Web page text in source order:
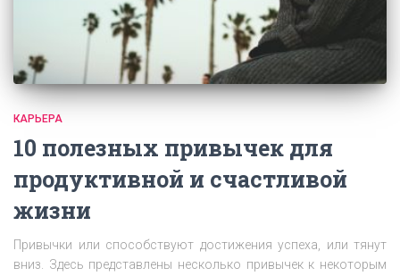
КАРЬЕРА
10 полезных привычек для
продуктивной и счастливой
жизни
Привычки или способствуют достижения успеха, или тянут
вниз. Здесь представлены несколько привычек к некоторым